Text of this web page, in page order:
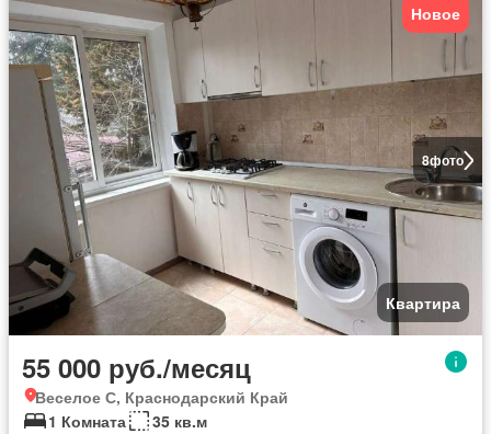
8фото
Новое
Квартира
55 000 руб./месяц
Веселое С, Краснодарский Край
1 Комната
35 кв.м